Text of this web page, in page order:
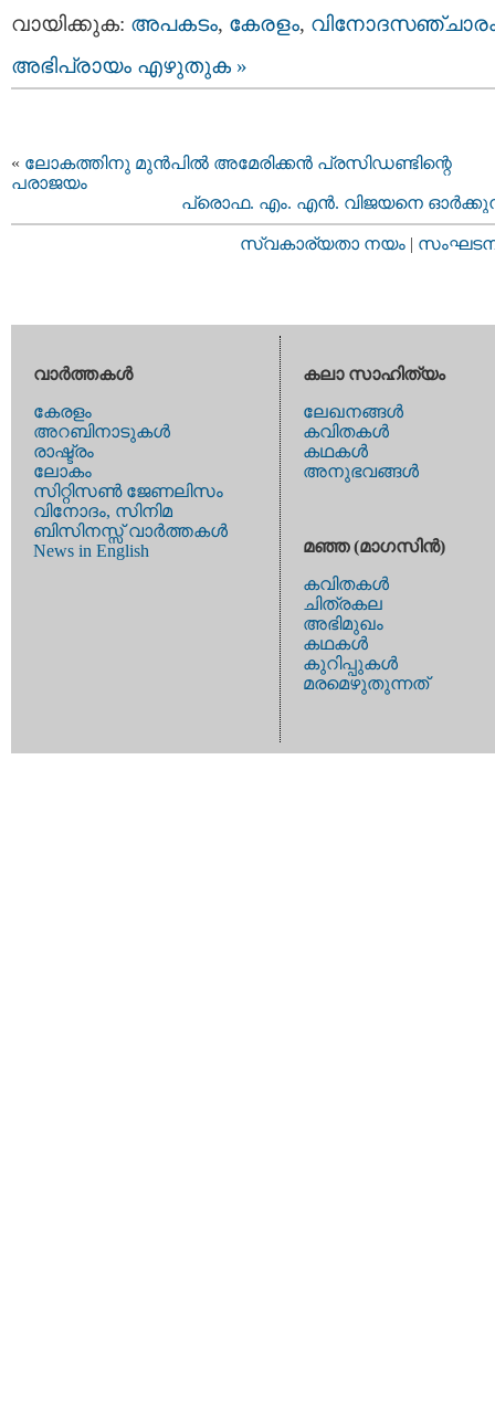
വായിക്കുക: അപകടം, കേരളം,
അഭിപ്രായം എഴുതുക »
« ലോകത്തിനു മുന്‍പില്‍ അമേരിക്കന്‍ പ്രസിഡണ്ടിന്റെ
പരാജയം
പ്രൊഫ. എം. എന്‍. വിജയനെ
സ്വകാര്യതാ നയം |
വാര്‍ത്തകള്‍
കേരളം
അറബിനാടുകള്‍
രാഷ്ട്രം
ലോകം
സിറ്റിസണ്‍ ജേണലിസം
വിനോദം, സിനിമ
ബിസിനസ്സ് വാര്‍ത്തകള്‍
News in English
കലാ സാഹിത്യം
ലേഖനങ്ങള്‍
കവിതകള്‍
കഥകള്‍
അനുഭവങ്ങള്‍
മഞ്ഞ (മാഗസിന്‍)
കവിതകള്‍
ചിത്രകല
അഭിമുഖം
കഥകള്‍
കുറിപ്പുകള്‍
മരമെഴുതുന്നത്